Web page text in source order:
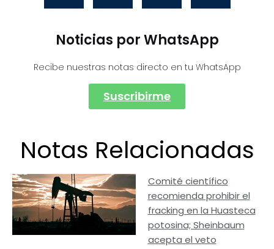
Noticias por WhatsApp
Recibe nuestras notas directo en tu WhatsApp
Suscribirme
Notas Relacionadas
Comité científico
recomienda prohibir el
fracking en la Huasteca
potosina; Sheinbaum
acepta el veto